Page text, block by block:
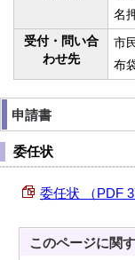
名
受付・問い合
わせ先
市
布
申請書
委任状
委任状 （PDF
このページに関